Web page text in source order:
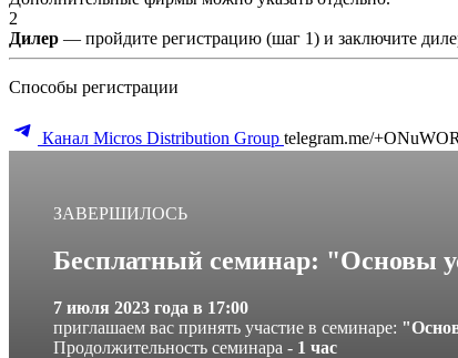
2
Дилер — пройдите регистрацию (шаг 1) и заключите
Способы регистрации
Канал Micros Distribution Group telegram.me/
ЗАВЕРШИЛОСЬ
Бесплатный семинар: "Основы
7 июля 2023 года в 17:00
приглашаем вас принять участие в семинаре:
Продолжительность семинара - 1 час